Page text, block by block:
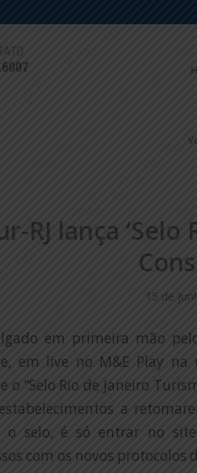
RJ lança
15 de
em primeira mão
em live no M&E Play na
o “Selo Rio de Janeiro
a
o selo, é só entrar no
com os novos protocolos